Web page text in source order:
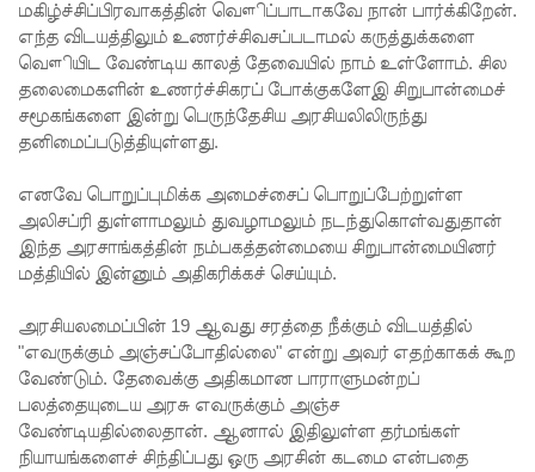
உதவியா
ளர்
நியமனங்க
ளில்
தொண்டர்
களையும்
வும் -
உதுமா
லெப்பை
MP!
மகிழ்ச்சிப்பிரவாகத்தின் வௌிப்பாடாகவே நான் பார்க்கிறேன்.
எந்த விடயத்திலும் உணர்ச்சிவசப்படாமல் கருத்துக்களை
வௌியிட வேண்டிய காலத் தேவையில் நாம் உள்ளோம். சில
தலைமைகளின் உணர்ச்சிகரப் போக்குகளேஇ சிறுபான்மைச்
சமூகங்களை இன்று பெருந்தேசிய அரசியலிலிருந்து
தனிமைப்படுத்தியுள்ளது.
எனவே பொறுப்புமிக்க அமைச்சைப் பொறுப்பேற்றுள்ள
அலிசப்ரி துள்ளாமலும் துவழாமலும் நடந்துகொள்வதுதான்
இந்த அரசாங்கத்தின் நம்பகத்தன்மையை சிறுபான்மையினர்
மத்தியில் இன்னும் அதிகரிக்கச் செய்யும்.
அரசியலமைப்பின் 19 ஆவது சரத்தை நீக்கும் விடயத்தில்
"எவருக்கும் அஞ்சப்போதில்லை" என்று அவர் எதற்காகக் கூற
வேண்டும். தேவைக்கு அதிகமான பாராளுமன்றப்
பலத்தையுடைய அரசு எவருக்கும் அஞ்ச
வேண்டியதில்லைதான். ஆனால் இதிலுள்ள தர்மங்கள்
நியாயங்களைச் சிந்திப்பது ஒரு அரசின் கடமை என்பதை